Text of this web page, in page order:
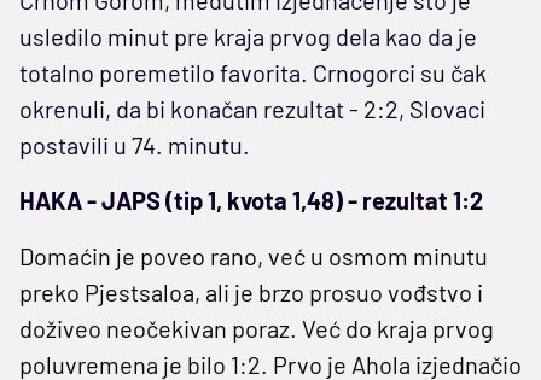
usledilo minut pre kraja prvog dela kao da je
totalno poremetilo favorita. Crnogorci su čak
okrenuli, da bi konačan rezultat - 2:2, Slovaci
postavili u 74. minutu.
HAKA - JAPS (tip 1, kvota 1,48) - rezultat 1:2
Domaćin je poveo rano, već u osmom minutu
preko Pjestsaloa, ali je brzo prosuo vođstvo i
doživeo neočekivan poraz. Već do kraja prvog
poluvremena je bilo 1:2. Prvo je Ahola izjednačio